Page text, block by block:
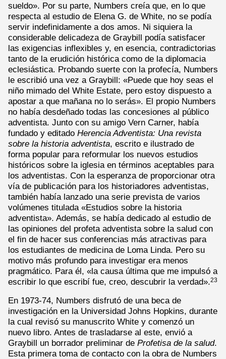
sueldo». Por su parte, Numbers creía que, en lo que
respecta al estudio de Elena G. de White, no se podía
servir indefinidamente a dos amos. Ni siquiera la
considerable delicadeza de Graybill podía satisfacer
las exigencias inflexibles y, en esencia, contradictorias
tanto de la erudición histórica como de la diplomacia
eclesiástica. Probando suerte con la profecía, Numbers
le escribió una vez a Graybill: «Puede que hoy seas el
niño mimado del White Estate, pero estoy dispuesto a
apostar a que mañana no lo serás». El propio Numbers
no había desdeñado todas las concesiones al público
adventista. Junto con su amigo Vern Carner, había
fundado y editado Herencia Adventista: Una revista
sobre la historia adventista, escrito e ilustrado de
forma popular para reformular los nuevos estudios
históricos sobre la iglesia en términos aceptables para
los adventistas. Con la esperanza de proporcionar otra
vía de publicación para los historiadores adventistas,
también había lanzado una serie prevista de varios
volúmenes titulada «Estudios sobre la historia
adventista». Además, se había dedicado al estudio de
las opiniones del profeta adventista sobre la salud con
el fin de hacer sus conferencias más atractivas para
los estudiantes de medicina de Loma Linda. Pero su
motivo más profundo para investigar era menos
pragmático. Para él, «la causa última que me impulsó a
escribir lo que escribí fue, creo, descubrir la verdad».23
En 1973-74, Numbers disfrutó de una beca de
investigación en la Universidad Johns Hopkins, durante
la cual revisó su manuscrito White y comenzó un
nuevo libro. Antes de trasladarse al este, envió a
Graybill un borrador preliminar de Profetisa de la salud.
Esta primera toma de contacto con la obra de Numbers